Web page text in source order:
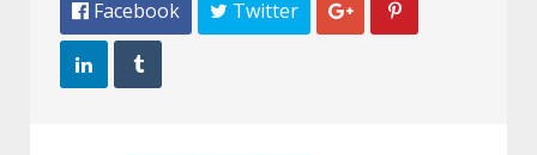
 Facebook  Twitter  
 